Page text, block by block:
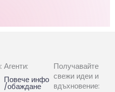
Агенти:
Повече инфо
/обаждане
Получавайте
свежи идеи и
вдъхновение: